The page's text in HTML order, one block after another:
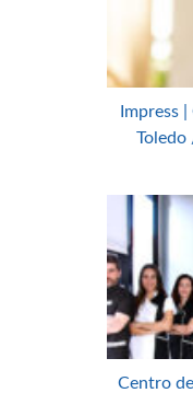
Impress
Toledo
Centro